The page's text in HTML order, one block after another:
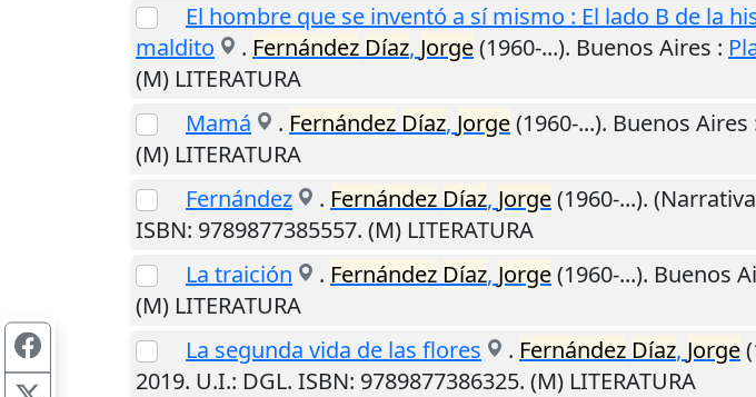
El hombre que se inventó a sí mismo : El lado B de la
maldito
. Fernández Díaz, Jorge(1960-...). Buenos Aires :
(M) LITERATURA
Mamá
. Fernández Díaz, Jorge(1960-...). Buenos Aires
(M) LITERATURA
Fernández
. Fernández Díaz, Jorge(1960-...).
ISBN: 9789877385557. (M) LITERATURA
La traición
. Fernández Díaz, Jorge(1960-...). Buenos
(M) LITERATURA
La segunda vida de las flores
. Fernández Díaz, Jorge
2019. U.I.: DGL. ISBN: 9789877386325. (M) LITERATURA